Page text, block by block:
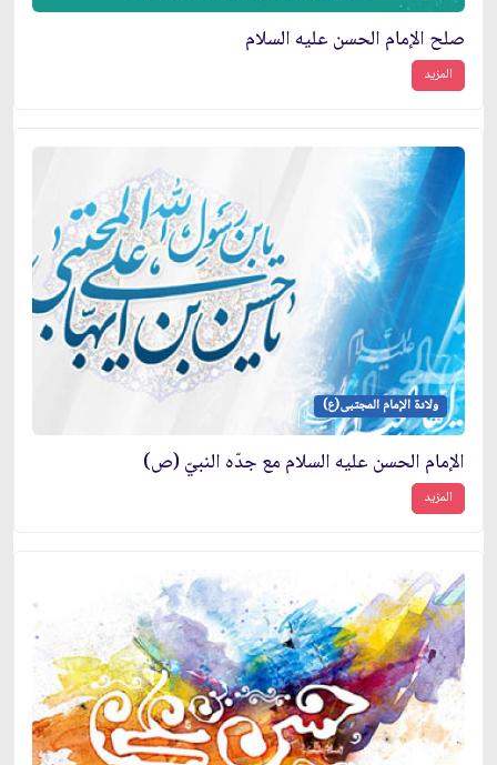
صلح الإمام الحسن عليه السلام
المزيد
ولادة الإمام المجتبى(ع)
الإمام الحسن عليه السلام مع جدّه النبيّ (ص)
المزيد